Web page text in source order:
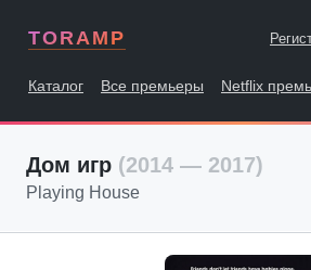
TORAMP
Каталог Все премьеры Netflix
Дом игр (2014 — 2017)
Playing House